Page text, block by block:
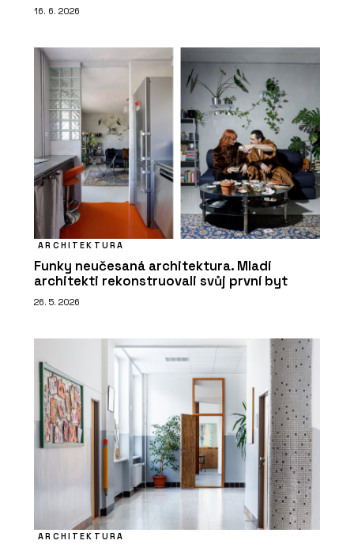
16. 6. 2026
ARCHITEKTURA
Funky neučesaná architektura. Mladí
architekti rekonstruovali svůj první byt
26. 5. 2026
ARCHITEKTURA